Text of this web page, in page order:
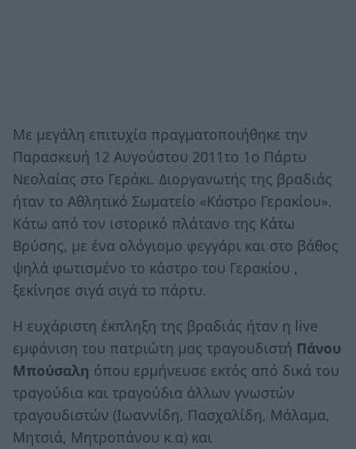
Με μεγάλη επιτυχία πραγματοποιήθηκε την
Παρασκευή 12 Αυγούστου 2011το 1ο Πάρτυ
Νεολαίας στο Γεράκι. Διοργανωτής της βραδιάς
ήταν το Αθλητικό Σωματείο «Κάστρο Γερακίου».
Κάτω από τον ιστορικό πλάτανο της Κάτω
Βρύσης, με ένα ολόγιομο φεγγάρι και στο βάθος
ψηλά φωτισμένο το κάστρο του Γερακίου ,
ξεκίνησε σιγά σιγά το πάρτυ.
Η ευχάριστη έκπληξη της βραδιάς ήταν η live
εμφάνιση του πατριώτη μας τραγουδιστή Πάνου
Μπούσαλη όπου ερμήνευσε εκτός από δικά του
τραγούδια και τραγούδια άλλων γνωστών
τραγουδιστών (Ιωαννίδη, Πασχαλίδη, Μάλαμα,
Μητσιά, Μητροπάνου κ.α) και